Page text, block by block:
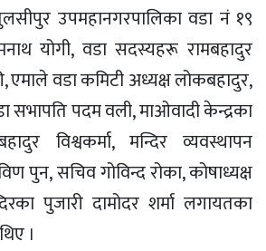
उपमहानगरपालिका वडा नं १९
योगी, वडा सदस्यहरू रामबहादुर
एमाले वडा कमिटी अध्यक्ष लोकबहादुर,
सभापति पदम वली, माओवादी केन्द्रका
विश्वकर्मा, मन्दिर व्यवस्थापन
पुन, सचिव गोविन्द रोका, कोषाध्यक्ष
पुजारी दामोदर शर्मा लगायतका
।